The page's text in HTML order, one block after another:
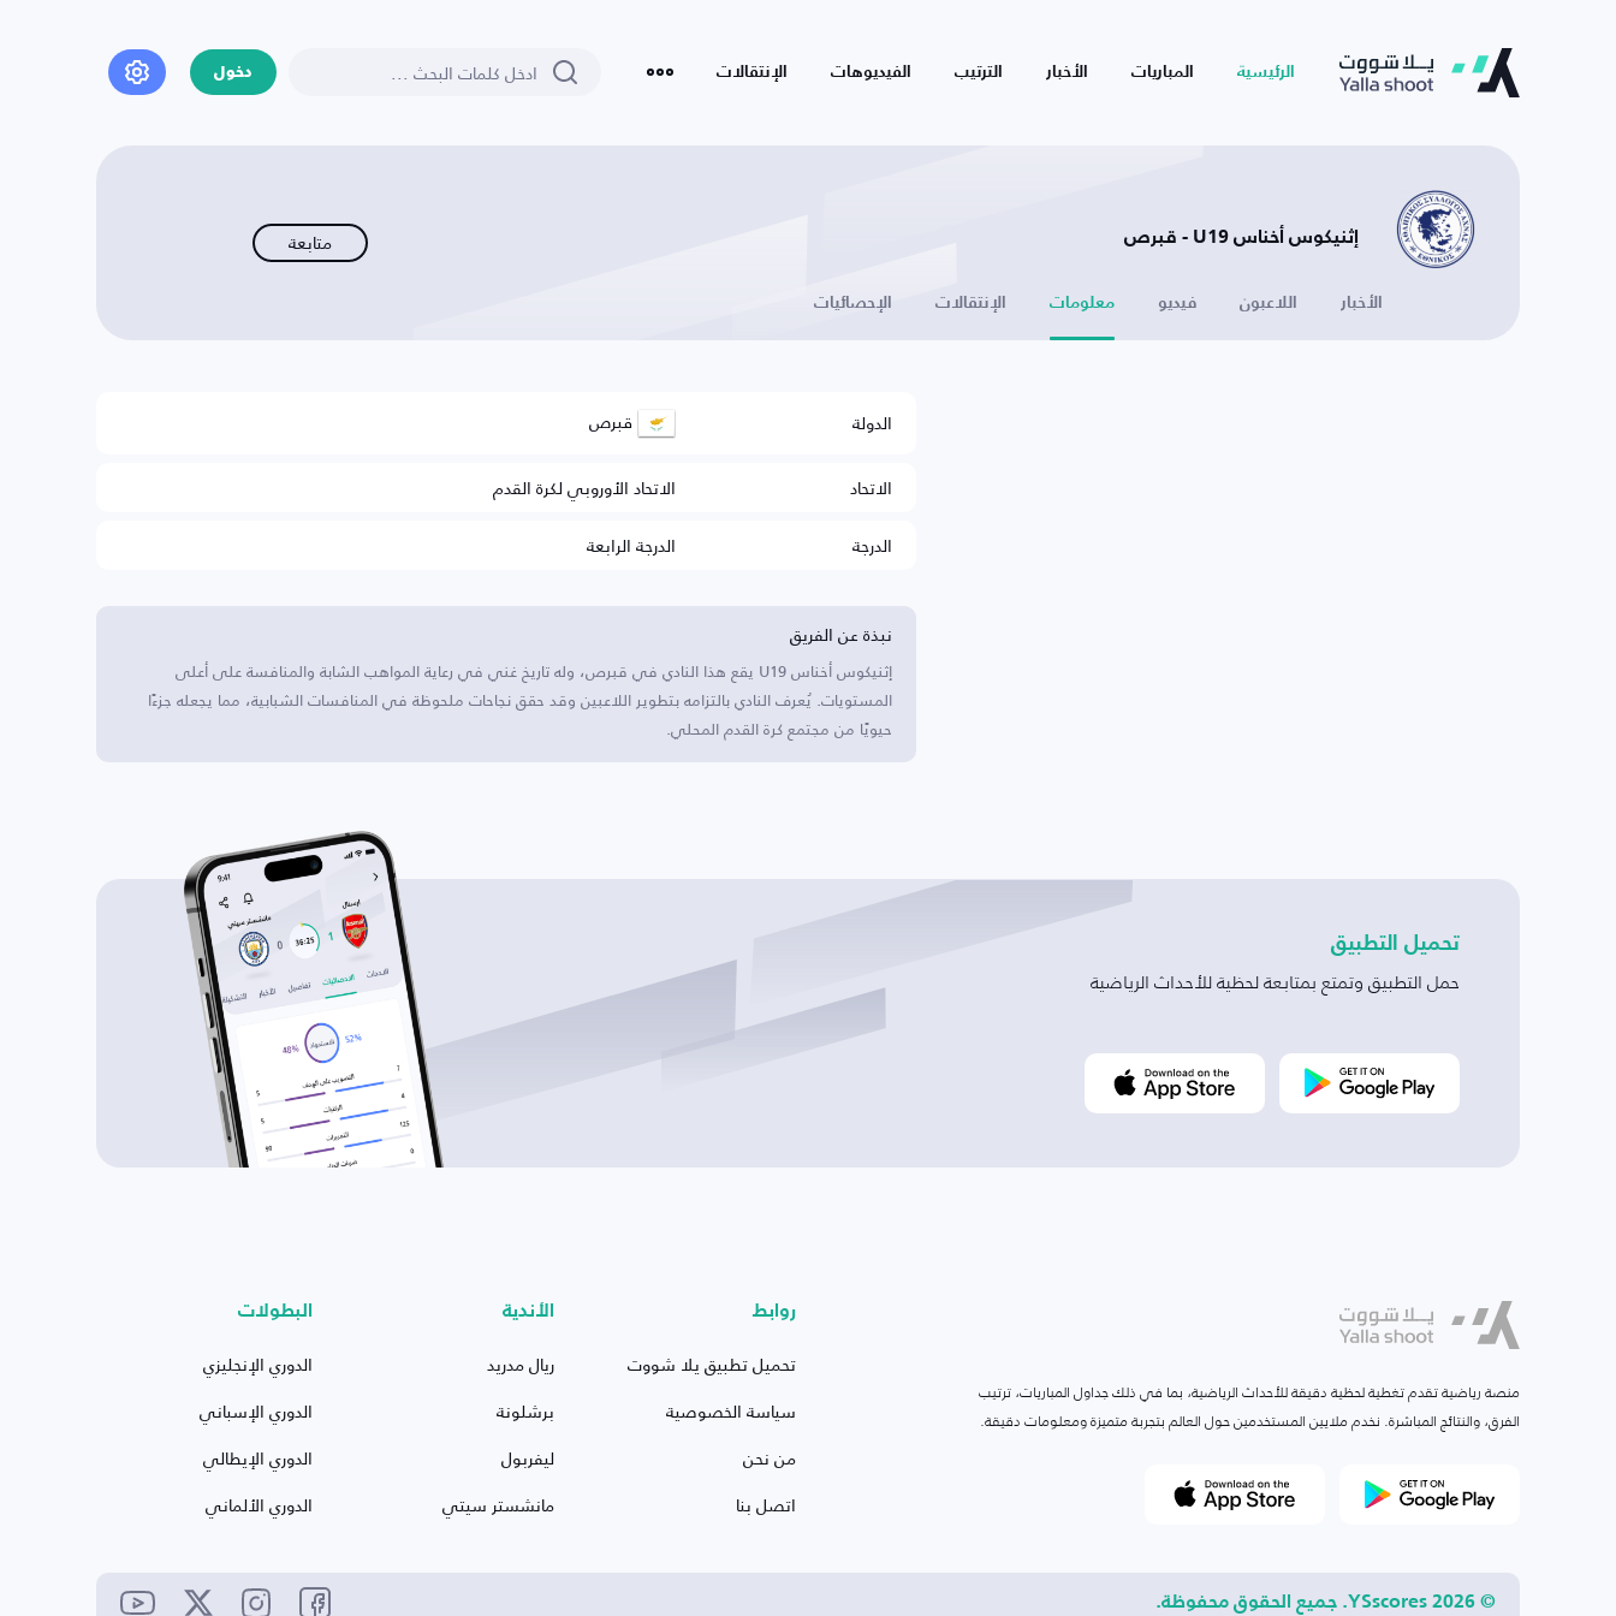
الرئيسية المباريات الأخبار الترتيب الفيديوهات الإنتقالات دخول
إثنيكوس أخناس U19 - قبرص متابعة
الأخبار اللاعبون فيديو معلومات الإنتقالات الإحصائيات
الدولة قبرص
الاتحاد
الاتحاد الأوروبي لكرة القدم
الدرجة
الدرجة الرابعة
نبذة عن الفريق
إثنيكوس أخناس U19 يقع هذا النادي في قبرص، وله تاريخ غني في رعاية المواهب الشابة والمنافسة على أعلى
المستويات. يُعرف النادي بالتزامه بتطوير اللاعبين وقد حقق نجاحات ملحوظة في المنافسات الشبابية، مما يجعله جزءًا
حيويًا من مجتمع كرة القدم المحلي.
تحميل التطبيق
حمل التطبيق وتمتع بمتابعة لحظية للأحداث الرياضية
منصة رياضية تقدم تغطية لحظية دقيقة للأحداث الرياضية، بما في ذلك جداول المباريات، ترتيب
الفرق، والنتائج المباشرة. نخدم ملايين المستخدمين حول العالم بتجربة متميزة ومعلومات دقيقة.
روابط
تحميل تطبيق يلا شووت
سياسة الخصوصية
من نحن
اتصل بنا
الأندية
ريال مدريد
برشلونة
ليفربول
مانشستر سيتي
البطولات
الدوري الإنجليزي
الدوري الإسباني
الدوري الإيطالي
الدوري الألماني
© 2026 YSscores. جميع الحقوق محفوظة.